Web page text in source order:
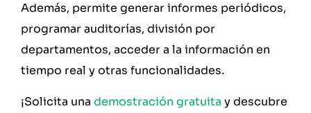
Además, permite generar informes periódicos,
programar auditorías, división por
departamentos, acceder a la información en
tiempo real y otras funcionalidades.
¡Solicita una demostración gratuita y descubre